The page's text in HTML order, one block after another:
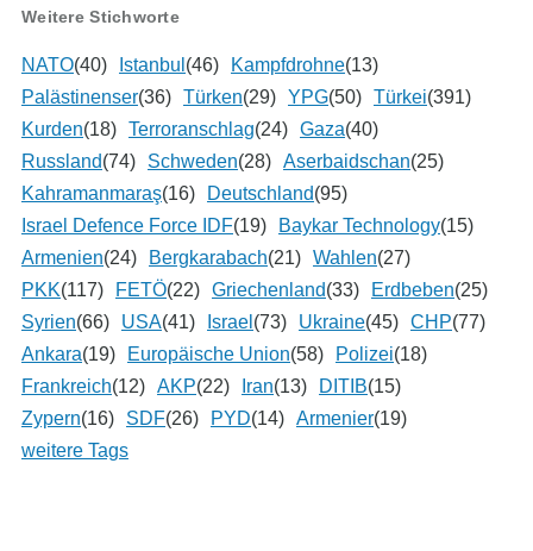
Weitere Stichworte
NATO(40) Istanbul (46) Kampfdrohne(13)
Palästinenser(36) Türken(29) YPG(50) Türkei(391)
Kurden(18) Terroranschlag(24) Gaza(40)
Russland(74) Schweden(28) Aserbaidschan(25)
Kahramanmaraş(16) Deutschland(95)
Israel Defence Force IDF(19) Baykar Technology(15)
Armenien(24) Bergkarabach(21) Wahlen(27)
PKK(117) FETÖ(22) Griechenland(33) Erdbeben(25)
Syrien(66) USA(41) Israel (73) Ukraine(45) CHP(77)
Ankara(19) Europäische Union(58) Polizei(18)
Frankreich(12) AKP(22) Iran(13) DITIB(15)
Zypern(16) SDF(26) PYD(14) Armenier(19)
weitere Tags